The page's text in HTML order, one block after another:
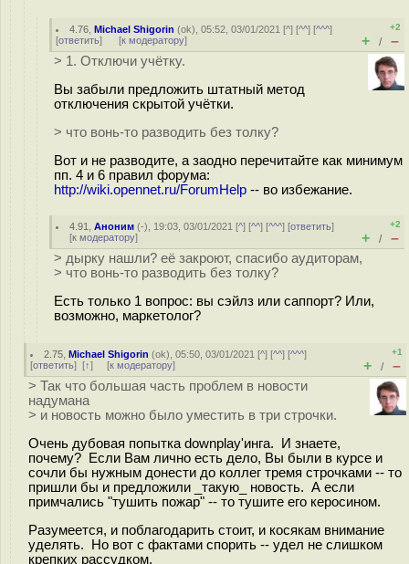
4.76 ,Michael Shigorin (ok), 05:52, 03/01/2021 [^] [^^] [^^^]
[ответить] [к модератору]
+2
+ / –
> 1. Отключи учётку.
Вы забыли предложить штатный метод
отключения скрытой учётки.
> что вонь-то разводить без толку?
Вот и не разводите, а заодно перечитайте как минимум
пп. 4 и 6 правил форума:
http://wiki.opennet.ru/ForumHelp -- во избежание.
4.91 ,Аноним (-), 19:03, 03/01/2021 [^] [^^] [^^^] [ответить]
[к модератору]
+2
+ / –
> дырку нашли? её закроют, спасибо аудиторам,
> что вонь-то разводить без толку?
Есть только 1 вопрос: вы сэйлз или саппорт? Или,
возможно, маркетолог?
2.75 ,Michael Shigorin (ok), 05:50, 03/01/2021 [^] [^^] [^^^]
[ответить] [↑] [к модератору]
+1
+ / –
> Так что большая часть проблем в новости
надумана
> и новость можно было уместить в три строчки.
Очень дубовая попытка downplay'инга. И знаете,
почему? Если Вам лично есть дело, Вы были в курсе и
сочли бы нужным донести до коллег тремя строчками -- то
пришли бы и предложили _такую_ новость. А если
примчались "тушить пожар" -- то тушите его керосином.
Разумеется, и поблагодарить стоит, и косякам внимание
уделять. Но вот с фактами спорить -- удел не слишком
крепких рассудком.